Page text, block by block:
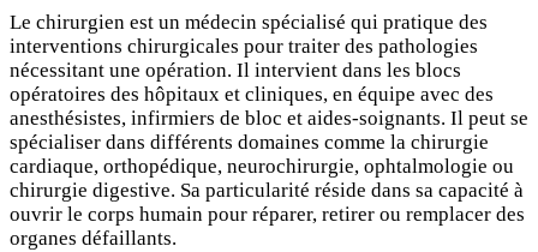
Le chirurgien est un médecin spécialisé qui pratique des
interventions chirurgicales pour traiter des pathologies
nécessitant une opération. Il intervient dans les blocs
opératoires des hôpitaux et cliniques, en équipe avec des
anesthésistes, infirmiers de bloc et aides-soignants. Il peut se
spécialiser dans différents domaines comme la chirurgie
cardiaque, orthopédique, neurochirurgie, ophtalmologie ou
chirurgie digestive. Sa particularité réside dans sa capacité à
ouvrir le corps humain pour réparer, retirer ou remplacer des
organes défaillants.